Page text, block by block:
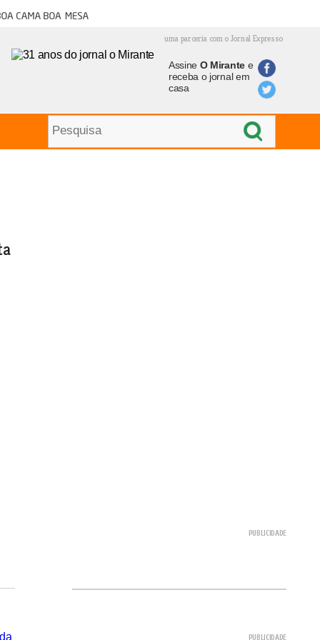
cama boa mesa
uma parceria com o Jornal Expresso
Assine O Mirantee
receba o jornal em
casa